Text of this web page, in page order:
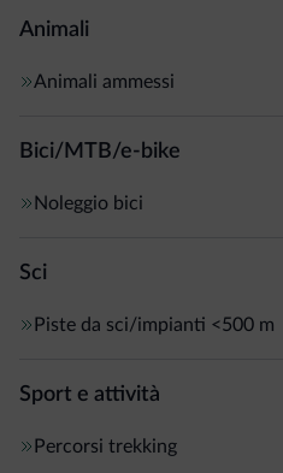
Animali
Animali ammessi
Bici/MTB/e-bike
Noleggio bici
Sci
Piste da sci/impianti <500 m
Sport e attività
Percorsi trekking